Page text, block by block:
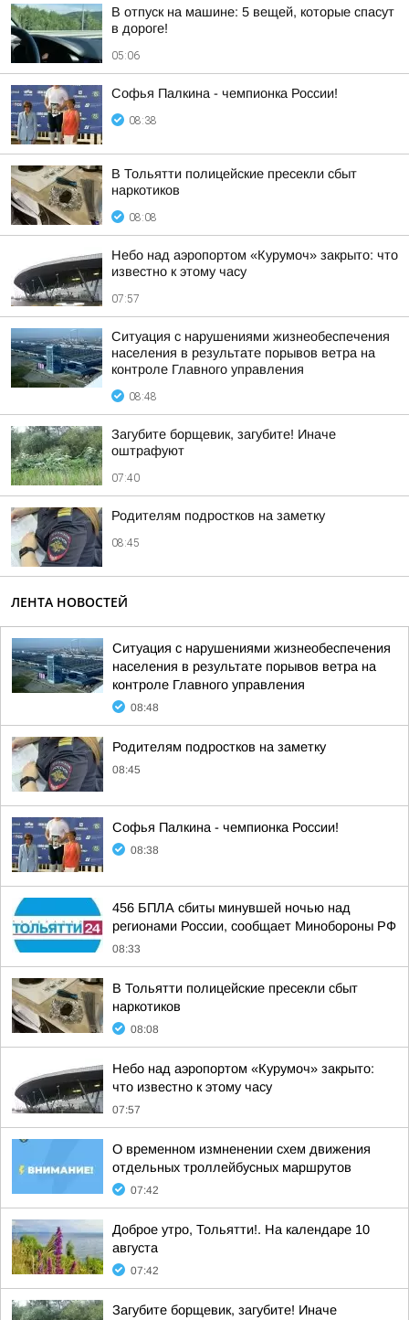
В отпуск на машине: 5 вещей, которые спасут
в дороге!
05:06
Софья Палкина - чемпионка России!
08:38
В Тольятти полицейские пресекли сбыт
наркотиков
08:08
Небо над аэропортом «Курумоч» закрыто: что
известно к этому часу
07:57
Ситуация с нарушениями жизнеобеспечения
населения в результате порывов ветра на
контроле Главного управления
08:48
Загубите борщевик, загубите! Иначе
оштрафуют
07:40
Родителям подростков на заметку
08:45
ЛЕНТА НОВОСТЕЙ
Ситуация с нарушениями жизнеобеспечения
населения в результате порывов ветра на
контроле Главного управления
08:48
Родителям подростков на заметку
08:45
Софья Палкина - чемпионка России!
08:38
456 БПЛА сбиты минувшей ночью над
регионами России, сообщает Минобороны РФ
08:33
В Тольятти полицейские пресекли сбыт
наркотиков
08:08
Небо над аэропортом «Курумоч» закрыто:
что известно к этому часу
07:57
О временном измненении схем движения
отдельных троллейбусных маршрутов
07:42
Доброе утро, Тольятти!. На календаре 10
августа
07:42
Загубите борщевик, загубите! Иначе